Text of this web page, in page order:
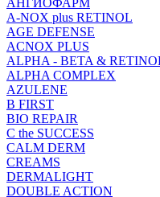
A-NOX plus RETINOL
AGE DEFENSE
ACNOX PLUS
ALPHA - BETA &
ALPHA COMPLEX
AZULENE
B FIRST
BIO REPAIR
C the SUCCESS
CALM DERM
CREAMS
DERMALIGHT
DOUBLE ACTION